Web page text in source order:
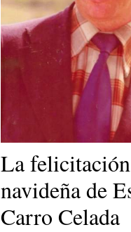
La felicitación
navideña de
Carro Celada